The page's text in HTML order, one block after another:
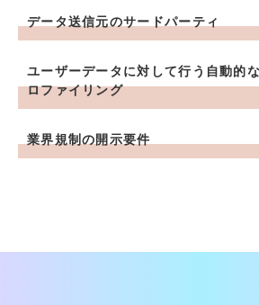
データ送信元のサードパーティ
ユーザーデータに対して行う自動的
ロファイリング
業界規制の開示要件